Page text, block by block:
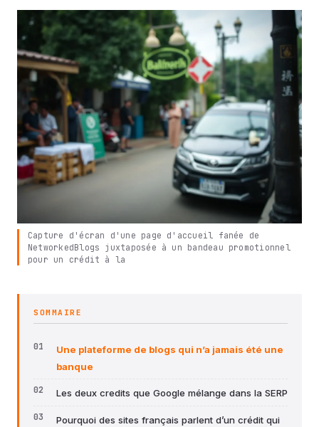
Capture d'écran d'une page d'accueil fanée de
NetworkedBlogs juxtaposée à un bandeau promotionnel
pour un crédit à la
SOMMAIRE
Une plateforme de blogs qui n’a jamais été une
banque
Les deux credits que Google mélange dans la SERP
Pourquoi des sites français parlent d’un crédit qui